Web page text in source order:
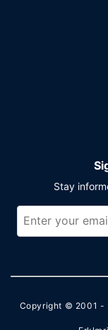
Stay
Copyright © 2001 -